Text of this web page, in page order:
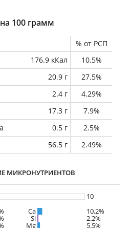
100 грамм
% от РСП
176.9 кКал
10.5%
20.9 г
27.5%
2.4 г
4.29%
17.3 г
7.9%
0.5 г
2.5%
56.5 г 2.49%
МИКРОНУТРИЕНТОВ
10
Ca 10.2%
Si 2.2%
Mg 5.5%